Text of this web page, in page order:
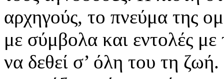
αρχηγούς, το πνεύμα της
με σύμβολα και εντολές με
να δεθεί σ’ όλη του τη